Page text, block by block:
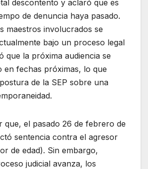
descontento y aclaró que es
de denuncia haya pasado.
maestros involucrados se
bajo un proceso legal
que la próxima audiencia se
en fechas próximas, lo que
de la SEP sobre una
que, el pasado 26 de febrero de
sentencia contra el agresor
de edad). Sin embargo,
judicial avanza, los